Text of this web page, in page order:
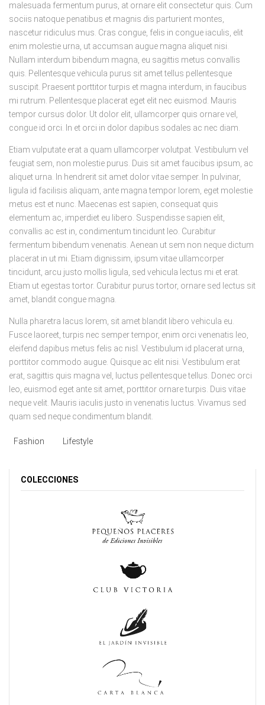
malesuada fermentum purus, at ornare elit consectetur quis. Cum
sociis natoque penatibus et magnis dis parturient montes,
nascetur ridiculus mus. Cras congue, felis in congue iaculis, elit
enim molestie urna, ut accumsan augue magna aliquet nisi.
Nullam interdum bibendum magna, eu sagittis metus convallis
quis. Pellentesque vehicula purus sit amet tellus pellentesque
suscipit. Praesent porttitor turpis et magna interdum, in faucibus
mi rutrum. Pellentesque placerat eget elit nec euismod. Mauris
tempor cursus dolor. Ut dolor elit, ullamcorper quis ornare vel,
congue id orci. In et orci in dolor dapibus sodales ac nec diam.
Etiam vulputate erat a quam ullamcorper volutpat. Vestibulum vel
feugiat sem, non molestie purus. Duis sit amet faucibus ipsum, ac
aliquet urna. In hendrerit sit amet dolor vitae semper. In pulvinar,
ligula id facilisis aliquam, ante magna tempor lorem, eget molestie
metus est et nunc. Maecenas est sapien, consequat quis
elementum ac, imperdiet eu libero. Suspendisse sapien elit,
convallis ac est in, condimentum tincidunt leo. Curabitur
fermentum bibendum venenatis. Aenean ut sem non neque dictum
placerat in ut mi. Etiam dignissim, ipsum vitae ullamcorper
tincidunt, arcu justo mollis ligula, sed vehicula lectus mi et erat.
Etiam ut egestas tortor. Curabitur purus tortor, ornare sed lectus sit
amet, blandit congue magna.
Nulla pharetra lacus lorem, sit amet blandit libero vehicula eu.
Fusce laoreet, turpis nec semper tempor, enim orci venenatis leo,
eleifend dapibus metus felis ac nisl. Vestibulum id placerat urna,
porttitor commodo augue. Quisque ac elit nisi. Vestibulum erat
erat, sagittis quis magna vel, luctus pellentesque tellus. Donec orci
leo, euismod eget ante sit amet, porttitor ornare turpis. Duis vitae
neque velit. Mauris iaculis justo in venenatis luctus. Vivamus sed
quam sed neque condimentum blandit.
Fashion Lifestyle
COLECCIONES